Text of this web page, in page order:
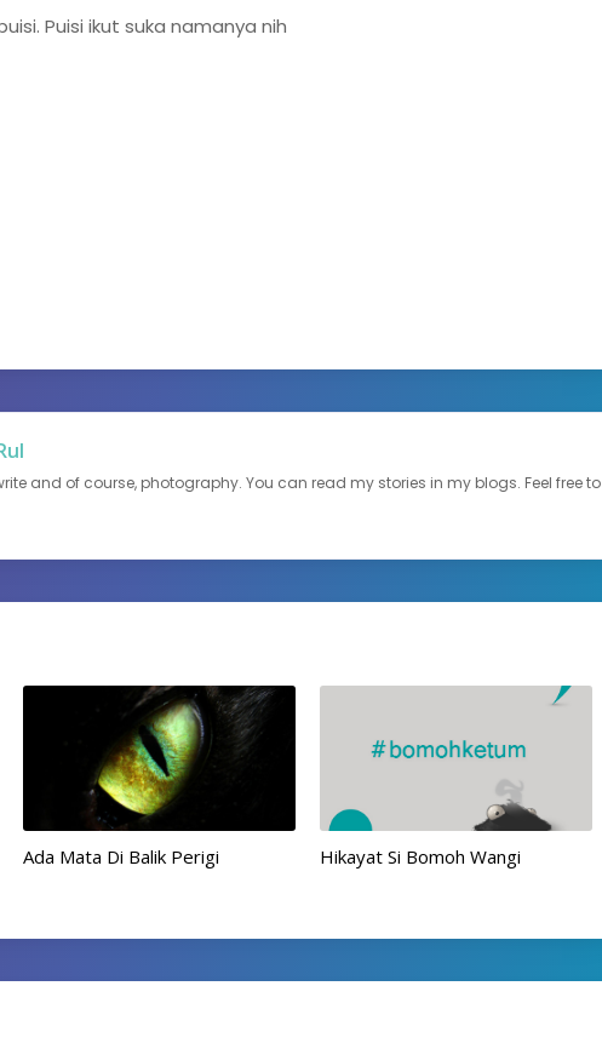
Puisi ikut suka namanya nih
and of course, photography. You can read my stories in my blogs. Feel free to
Ada Mata Di Balik Perigi Hikayat Si Bomoh Wangi